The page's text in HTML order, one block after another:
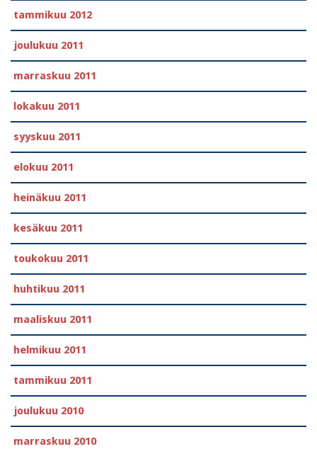
tammikuu 2012
joulukuu 2011
marraskuu 2011
lokakuu 2011
syyskuu 2011
elokuu 2011
heinäkuu 2011
kesäkuu 2011
toukokuu 2011
huhtikuu 2011
maaliskuu 2011
helmikuu 2011
tammikuu 2011
joulukuu 2010
marraskuu 2010